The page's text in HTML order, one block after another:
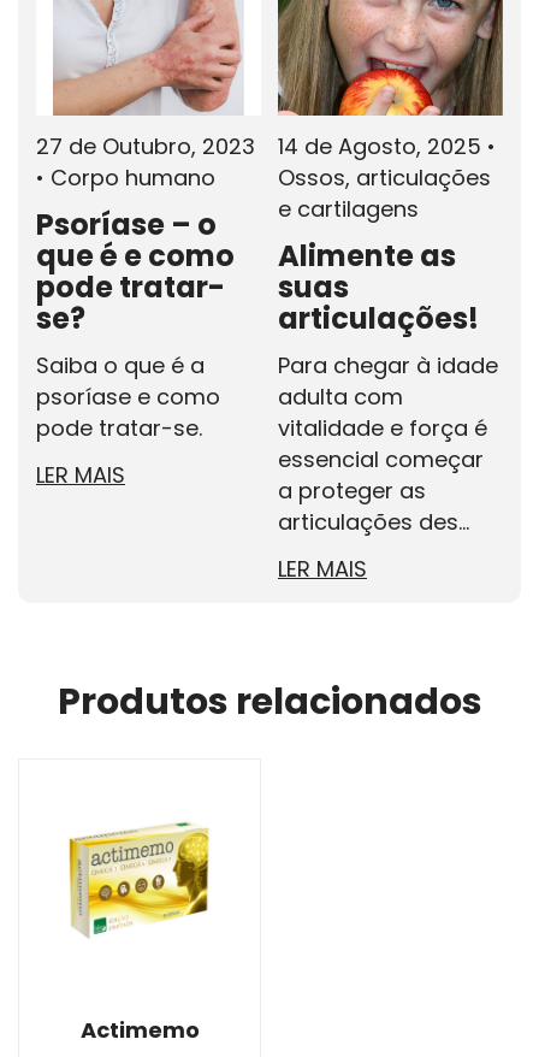
27 de Outubro, 2023
• Corpo humano
Psoríase – o
que é e como
pode tratar-
se?
Saiba o que é a
psoríase e como
pode tratar-se.
LER MAIS
14 de Agosto, 2025 •
Ossos, articulações
e cartilagens
Alimente as
suas
articulações!
Para chegar à idade
adulta com
vitalidade e força é
essencial começar
a proteger as
articulações des...
LER MAIS
Produtos relacionados
Actimemo